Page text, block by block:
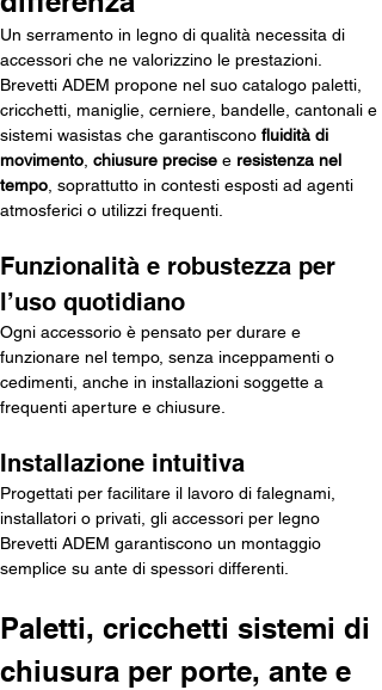
Un serramento in legno di qualità necessita di
accessori che ne valorizzino le prestazioni.
Brevetti ADEM propone nel suo catalogo paletti,
cricchetti, maniglie, cerniere, bandelle, cantonali e
sistemi wasistas che garantiscono fluidità di
movimento chiusure precise e resistenza nel
tempo , soprattutto in contesti esposti ad agenti
atmosferici o utilizzi frequenti.
Funzionalità e robustezza per
l’uso quotidiano
Ogni accessorio è pensato per durare e
funzionare nel tempo, senza inceppamenti o
cedimenti, anche in installazioni soggette a
frequenti aperture e chiusure.
Installazione intuitiva
Progettati per facilitare il lavoro di falegnami,
installatori o privati, gli accessori per legno
Brevetti ADEM garantiscono un montaggio
semplice su ante di spessori differenti.
Paletti, cricchetti sistemi di
chiusura per porte, ante e